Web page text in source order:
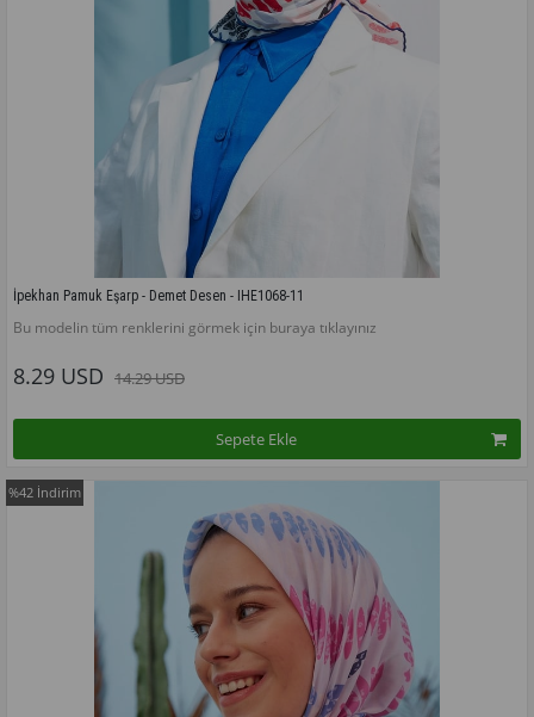
İpekhan Pamuk Eşarp - Demet Desen - IHE1068-11
Bu modelin tüm renklerini görmek için buraya tıklayınız
8.29 USD 14.29 USD
Sepete Ekle
%42 İndirim